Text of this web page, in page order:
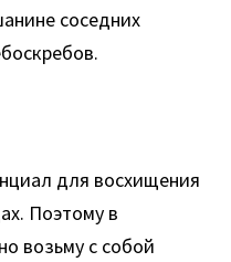
соседних
для восхищения
Поэтому в
возьму с собой